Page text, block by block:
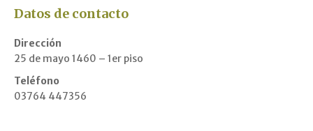
Datos de contacto
Dirección
25 de mayo 1460 – 1er piso
Teléfono
03764 447356